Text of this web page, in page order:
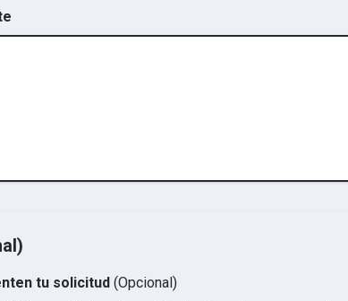
tu solicitud (Opcional)